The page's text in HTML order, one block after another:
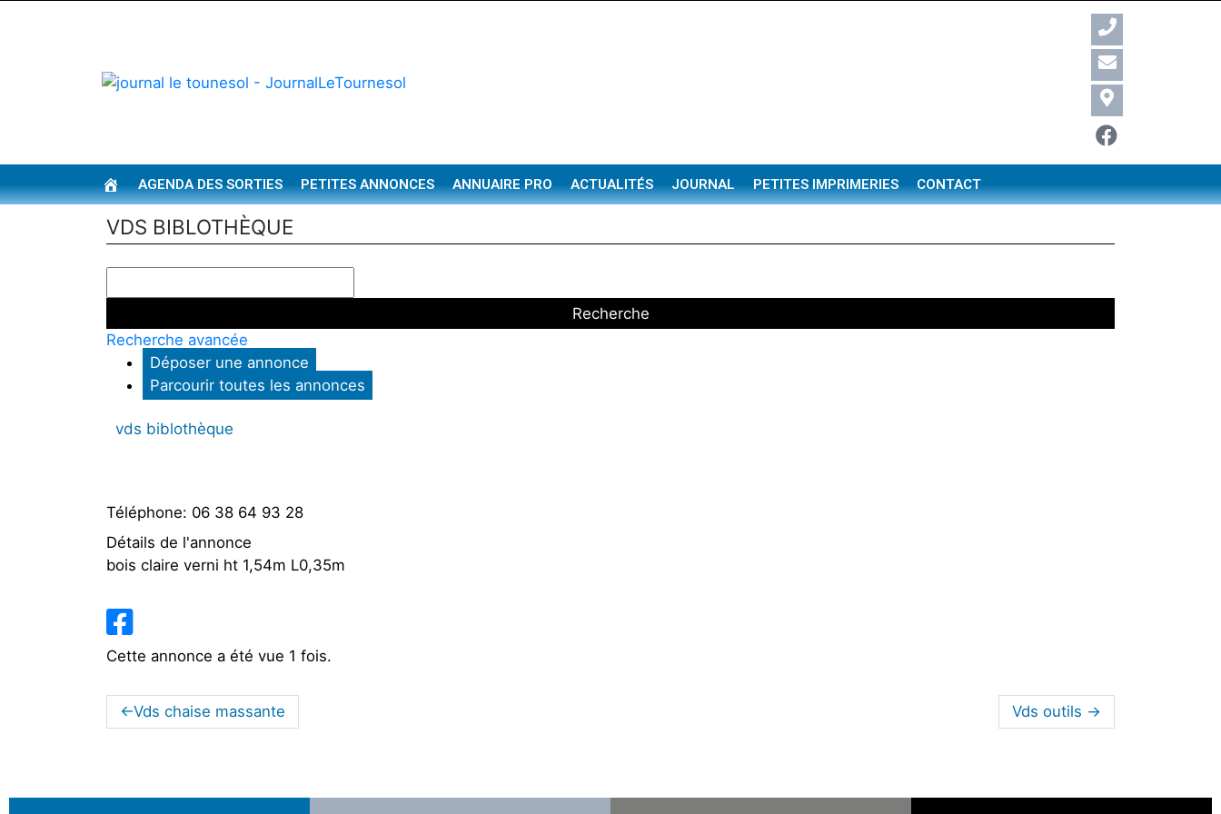
ACCUEILAGENDA DES SORTIES PETITES ANNONCES ANNUAIRE PRO ACTUALITÉS JOURNAL PETITES IMPRIMERIES CONTACT
VDS BIBLOTHÈQUE
Recherche avancée
Déposer une annonce
Parcourir toutes les annonces
vds biblothèque
Téléphone: 06 38 64 93 28
Détails de l'annonce
bois claire verni ht 1,54m L0,35m
Cette annonce a été vue 1 fois.
Vds chaise massante Vds outils